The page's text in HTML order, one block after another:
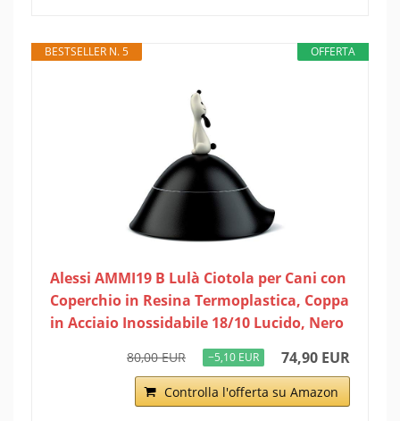
OFFERTA
BESTSELLER N. 5
Alessi AMMI19 B Lulà Ciotola per Cani con
Coperchio in Resina Termoplastica, Coppa
in Acciaio Inossidabile 18/10 Lucido, Nero
80,00 EUR −5,10 EUR 74,90 EUR
Controlla l'offerta su Amazon